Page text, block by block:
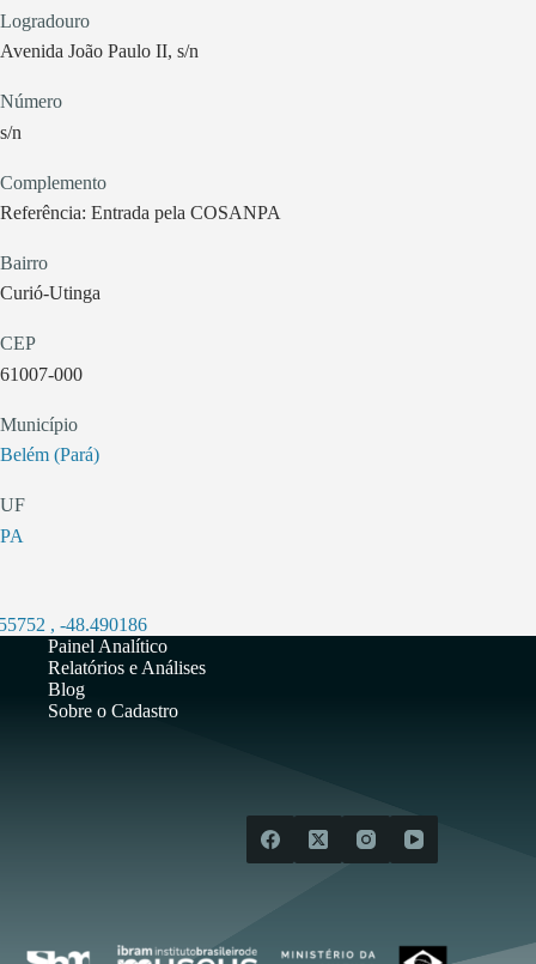
Logradouro
Avenida João Paulo II, s/n
Número
s/n
Complemento
Referência: Entrada pela COSANPA
Bairro
Curió-Utinga
CEP
61007-000
Município
Belém (Pará)
UF
PA
, -48.490186
Painel Analítico
Relatórios e Análises
Blog
Sobre o Cadastro